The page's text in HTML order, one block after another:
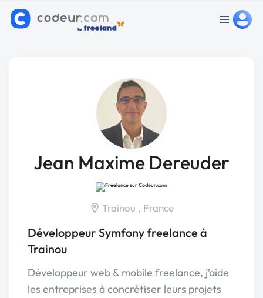
Jean Maxime Dereuder
Trainou , France
Développeur Symfony freelance à
Trainou
Développeur web & mobile freelance, j’aide
les entreprises à concrétiser leurs projets